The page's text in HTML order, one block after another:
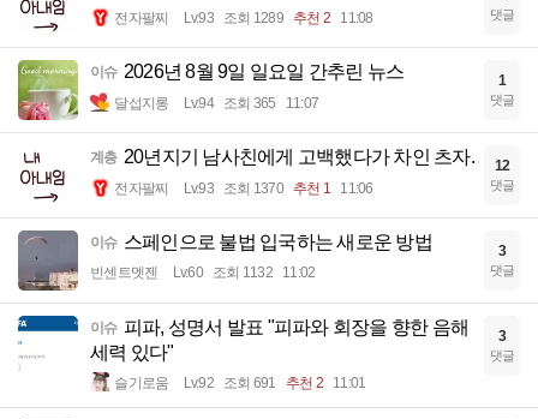
전자팔찌 Lv.93 조회 1289 추천 2 11:08 댓글
이슈 2026년 8월 9일 일요일 간추린 뉴스
달섭지롱 Lv.94 조회 365 11:07
1
댓글
계층 20년지기 남사친에게 고백했다가 차인 츠자.
전자팔찌 Lv.93 조회 1370 추천 1 11:06
12
댓글
이슈 스페인으로 불법 입국하는 새로운 방법
빈센트멧젠 Lv.60 조회 1132 11:02
3
댓글
이슈 피파, 성명서 발표 "피파와 회장을 향한 음해
세력 있다"
슬기로움 Lv.92 조회 691 추천 2 11:01
3
댓글